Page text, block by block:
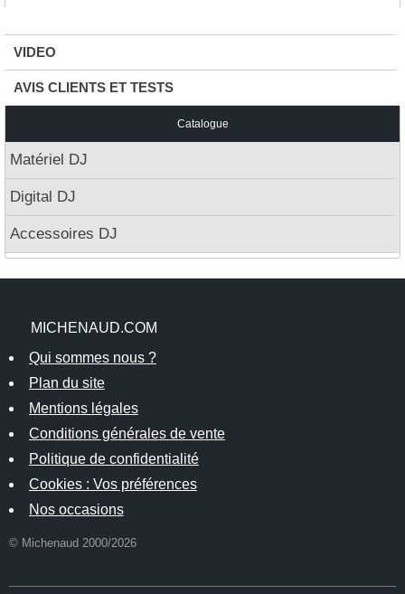
VIDEO
AVIS CLIENTS ET TESTS
Catalogue
Matériel DJ
Digital DJ
Accessoires DJ
MICHENAUD.COM
Qui sommes nous ?
Plan du site
Mentions légales
Conditions générales de vente
Politique de confidentialité
Cookies : Vos préférences
Nos occasions
© Michenaud 2000/2026